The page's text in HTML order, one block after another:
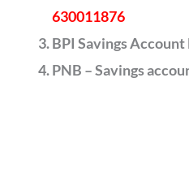
630011876
BPI Savings Account
PNB – Savings